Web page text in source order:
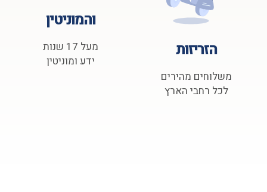
הזריזות
משלוחים מהירים
לכל רחבי הארץ
והמוניטין
מעל 17 שנות
ידע ומוניטין